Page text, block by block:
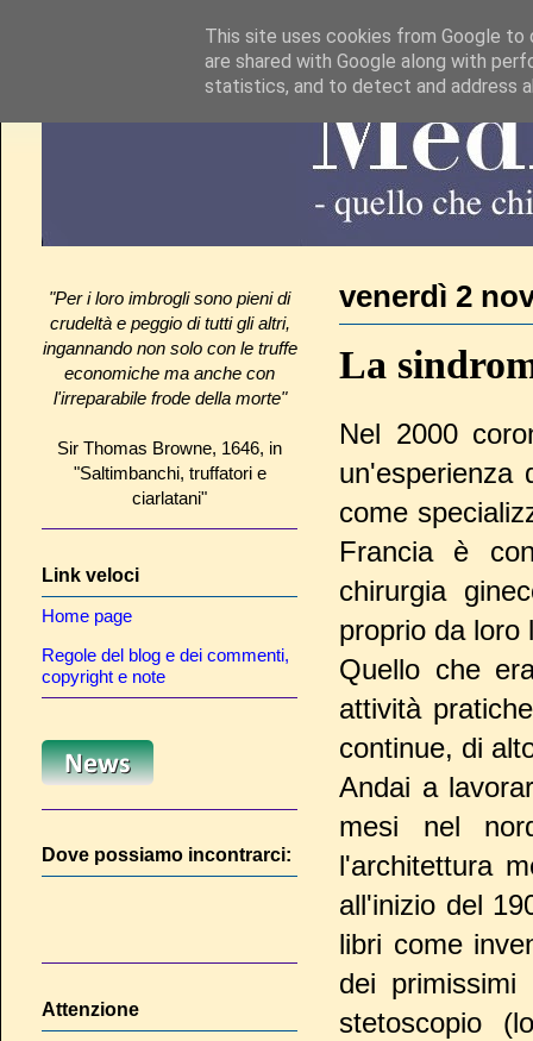
venerdì 2
La
Nel 2000
come
Francia è
chirurgia
proprio da loro
Quello che
attività
continue, di
Andai a
mesi nel
l'architettura
all'inizio del
libri come
dei primissimi
stetoscopio
"Per i loro imbrogli sono pieni di
crudeltà e peggio di tutti gli altri,
ingannando non solo con le truffe
economiche ma anche con
l'irreparabile frode della morte"
Sir Thomas Browne, 1646, in
"Saltimbanchi, truffatori e
ciarlatani"
Link veloci
Home page
Regole del blog e dei commenti,
copyright e note
Dove possiamo incontrarci:
Attenzione
This site uses cookies from Google to
are shared with Google along with
statistics, and to detect and address